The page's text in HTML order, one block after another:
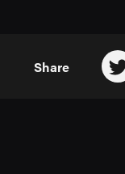
Share